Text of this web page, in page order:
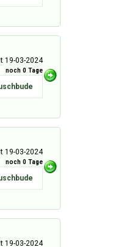
19-03-2024
noch 0 Tage
19-03-2024
noch 0 Tage
19-03-2024